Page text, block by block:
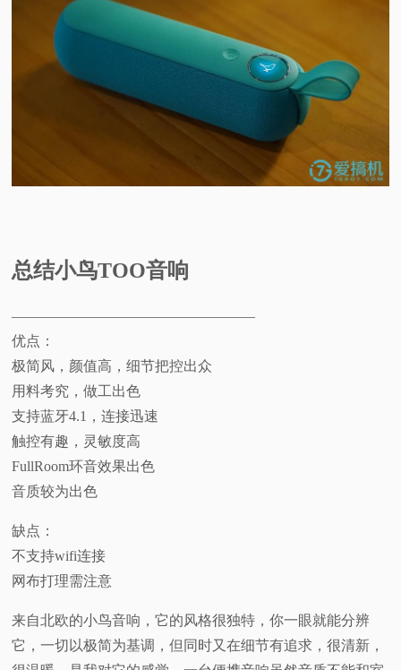
总结小鸟TOO音响
—————————————————
优点：
极简风，颜值高，细节把控出众
用料考究，做工出色
支持蓝牙4.1，连接迅速
触控有趣，灵敏度高
FullRoom环音效果出色
音质较为出色
缺点：
不支持wifi连接
网布打理需注意
来自北欧的小鸟音响，它的风格很独特，你一眼就能分辨
它，一切以极简为基调，但同时又在细节有追求，很清新，